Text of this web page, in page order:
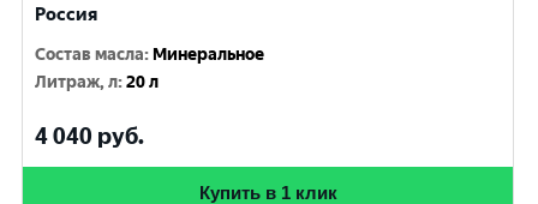
Россия
Состав масла: Минеральное
Литраж, л:20 л
4 040 руб.
Купить в 1 клик